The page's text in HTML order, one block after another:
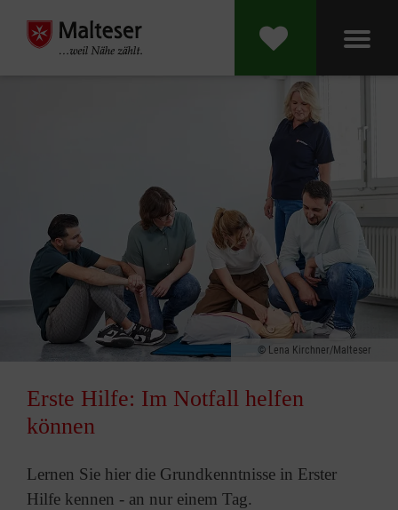
Lena Kirchner/Malteser
Erste Hilfe: Im Notfall helfen
können
Lernen Sie hier die Grundkenntnisse in Erster
Hilfe kennen - an nur einem Tag.